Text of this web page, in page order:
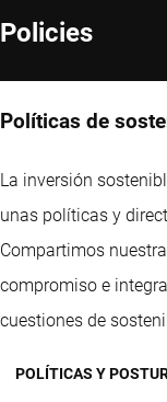
Policies
Políticas de
La inversión
unas políticas y
Compartimos
compromiso e
cuestiones de
POLÍTICAS Y